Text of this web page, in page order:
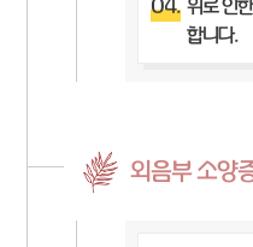
04. 위로 인
합니다.
외음부 소양